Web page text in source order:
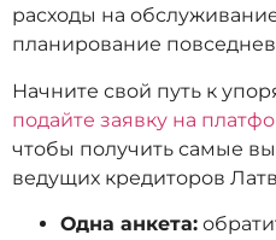
расходы на
планирование
Начните свой путь к
подайте заявку на
чтобы получить самые
ведущих кредиторов
Одна анкета: